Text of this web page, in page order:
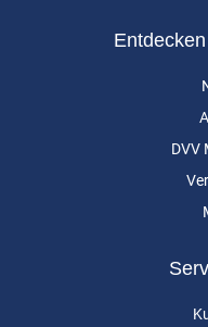
DVV